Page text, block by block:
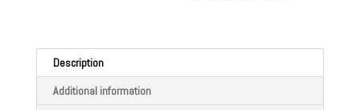
Description
Additional information